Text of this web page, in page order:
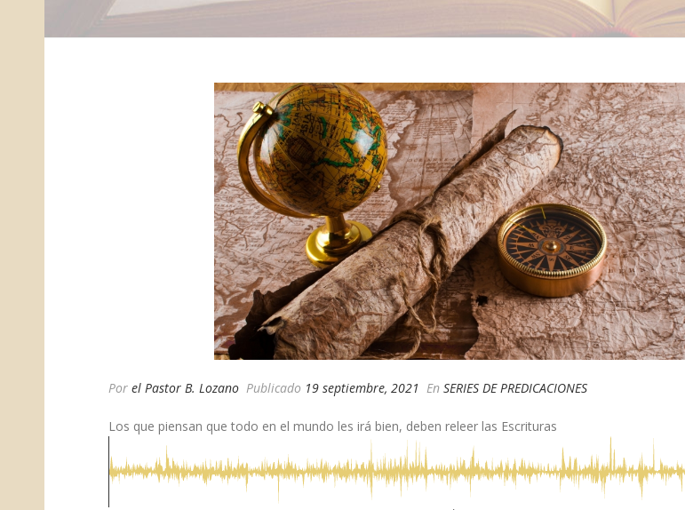
Por el Pastor B. Lozano Publicado 19 septiembre, 2021 En SERIES DE PREDICACIONES
Los que piensan que todo en el mundo les irá bien, deben releer las Escrituras